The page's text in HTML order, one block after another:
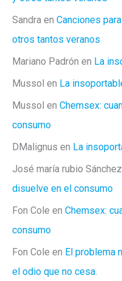
Sandra en Canciones
otros tantos veranos
Mariano Padrón en La
Mussol en La
Mussol en Chemsex:
consumo
DMalignus en La
José maría rubio Sánchez
disuelve en el consumo
Fon Cole en Chemsex:
consumo
Fon Cole en El problema
el odio que no cesa.